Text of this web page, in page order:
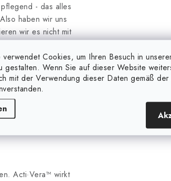
Cookies, um Ihren Besuch in
gestalten. Wenn Sie auf dieser Website
mit der Verwendung dieser Daten gemäß der
- das alles
haben wir uns
wir es nicht mit
von
könnten, wurde die
dass es "von
Meer und
Acti·Vera™ wirkt